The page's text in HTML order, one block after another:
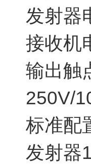
发射器
接收机
输出触
250V/
标准配
发射器